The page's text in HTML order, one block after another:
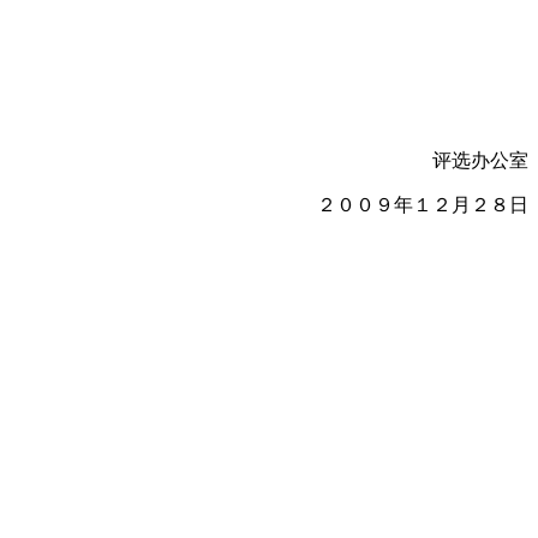
评选办公室
２００９年１２月２８日